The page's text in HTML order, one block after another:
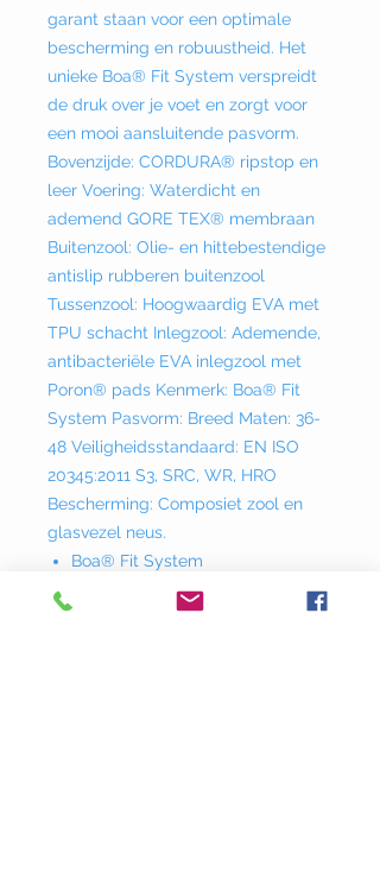
garant staan voor een optimale
bescherming en robuustheid. Het
unieke Boa® Fit System verspreidt
de druk over je voet en zorgt voor
een mooi aansluitende pasvorm.
Bovenzijde: CORDURA® ripstop en
leer Voering: Waterdicht en
ademend GORE TEX® membraan
Buitenzool: Olie- en hittebestendige
antislip rubberen buitenzool
Tussenzool: Hoogwaardig EVA met
TPU schacht Inlegzool: Ademende,
antibacteriële EVA inlegzool met
Poron® pads Kenmerk: Boa® Fit
System Pasvorm: Breed Maten: 36-
48 Veiligheidsstandaard: EN ISO
20345:2011 S3, SRC, WR, HRO
Bescherming: Composiet zool en
glasvezel neus.
Boa® Fit System
Vibram® rubberen buitenzool
GORE-TEX® membraan